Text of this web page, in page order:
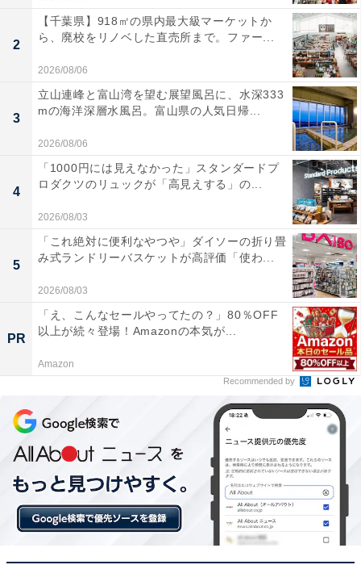
2
【千葉県】918㎡の県内最大級マーケットか
ら、廃校をリノベした直売所まで。ファー...
2026/08/06
3
立山連峰と富山湾を望む展望風呂に、水深333
mの海洋深層水風呂。富山県の人気日帰...
2026/08/06
4
「1000円には見えなかった」スタンダードプ
ロダクツのリュックが「高見えする」の...
2026/08/03
5
「これ絶対に便利なやつや」ダイソーの折り畳
み式ランドリーバスケットが高評価「使わ...
2026/08/03
PR
「え、こんなセールやってたの？」80％OFF
以上が続々登場！Amazonの本気が...
Amazon
Recommended by